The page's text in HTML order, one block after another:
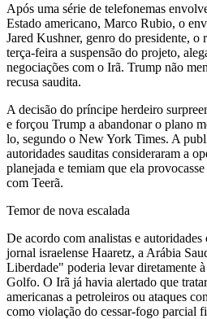
Após uma série de telefonemas
Estado americano, Marco Rubio, o
Jared Kushner, genro do presidente, o
terça-feira a suspensão do projeto,
negociações com o Irã. Trump não
recusa saudita.
A decisão do príncipe herdeiro
e forçou Trump a abandonar o plano
lo, segundo o New York Times. A
autoridades sauditas consideraram a
planejada e temiam que ela
com Teerã.
Temor de nova escalada
De acordo com analistas e
jornal israelense Haaretz, a Arábia
Liberdade" poderia levar diretamente
Golfo. O Irã já havia alertado que
americanas a petroleiros ou ataques
como violação do cessar-fogo parcial